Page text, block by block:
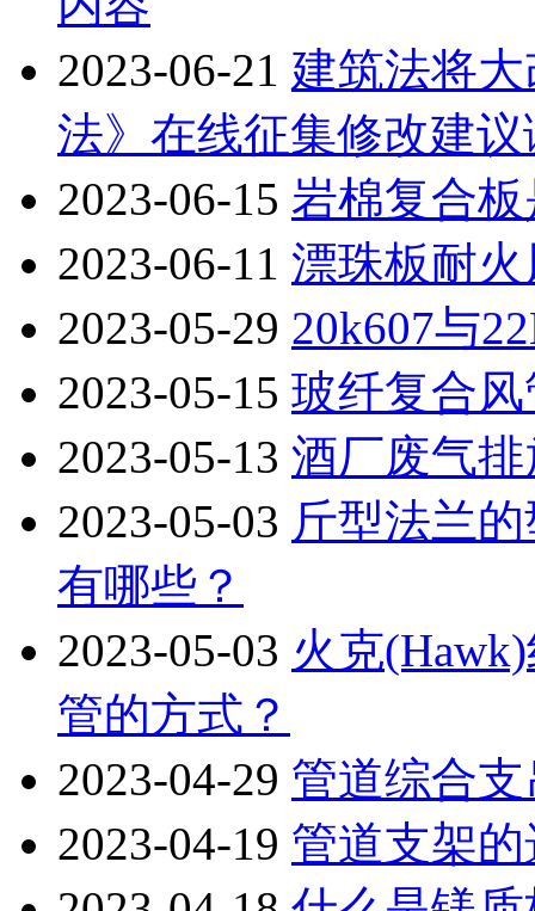
2023-06-21 建筑法将
法》在线征集修改建
2023-06-15 岩棉复合
2023-06-11 漂珠板耐
2023-05-29 20k607与
2023-05-15 玻纤复合风
2023-05-13 酒厂废气
2023-05-03 斤型法兰
有哪些？
2023-05-03 火克
管的方式？
2023-04-29 管道综合
2023-04-19 管道支架